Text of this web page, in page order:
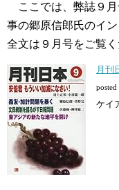
ここでは、弊誌９月
事の郷原信郎氏のイ
全文は９月号をご覧く
月刊
posted
ケイ